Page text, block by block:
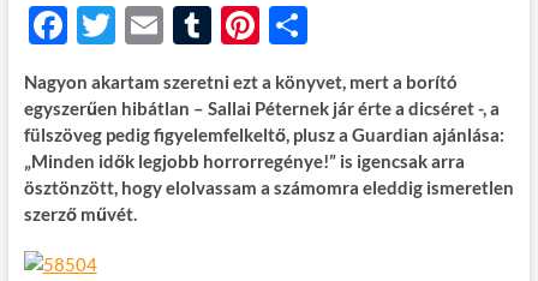
F
ac
e
b
o
o
k
T
w
itt
er
E
ail
T
u
m
bl
r
Pi
nt
er
es
t
O
ss
za
m
e
Nagyon akartam szeretni ezt a könyvet, mert a borító
egyszerűen hibátlan – Sallai Péternek jár érte a dicséret -, a
fülszöveg pedig figyelemfelkeltő, plusz a Guardian ajánlása:
„Minden idők legjobb horrorregénye!” is igencsak arra
ösztönzött, hogy elolvassam a számomra eleddig ismeretlen
szerző művét.